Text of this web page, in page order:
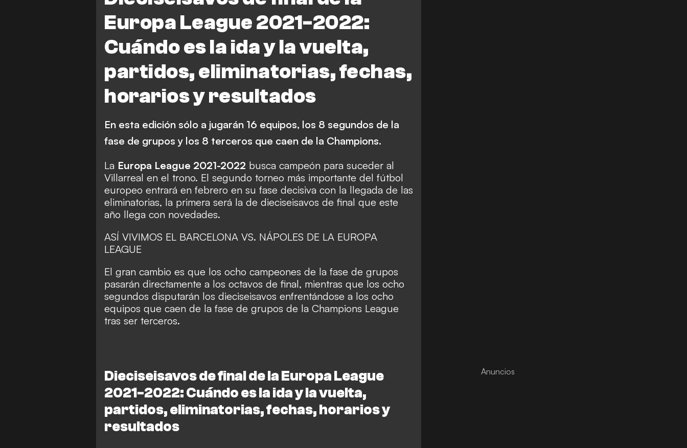
Europa League 2021-2022:
Cuándo es la ida y la vuelta,
partidos, eliminatorias, fechas,
horarios y resultados
Lyon
Rangers Sparta Praga
Mónaco
Real Sociedad
PSV Eindhoven
Sturm Graz
Olympiakos
Fenerbahce
Real Betis
Ferencvaros
Rapid Viena
West Ham
Lazio
Bayer Leverkusen Celtic
Ludogorets Razgrad
FC Midtjylland Braga
En esta edición sólo a jugarán 16 equipos, los 8 segundos de la
fase de grupos y los 8 terceros que caen de la Champions.
La Europa League 2021-2022 busca campeón para suceder al
Villarreal en el trono. El segundo torneo más importante del fútbol
europeo entrará en febrero en su fase decisiva con la llegada de las
eliminatorias, la primera será la de dieciseisavos de final que este
año llega con novedades.
ASÍ VIVIMOS EL BARCELONA VS. NÁPOLES DE LA EUROPA
LEAGUE
El gran cambio es que los ocho campeones de la fase de grupos
pasarán directamente a los octavos de final, mientras que los ocho
segundos disputarán los dieciseisavos enfrentándose a los ocho
equipos que caen de la fase de grupos de la Champions League
tras ser terceros.
Dieciseisavos de final de la Europa League
2021-2022: Cuándo es la ida y la vuelta,
partidos, eliminatorias, fechas, horarios y
resultados